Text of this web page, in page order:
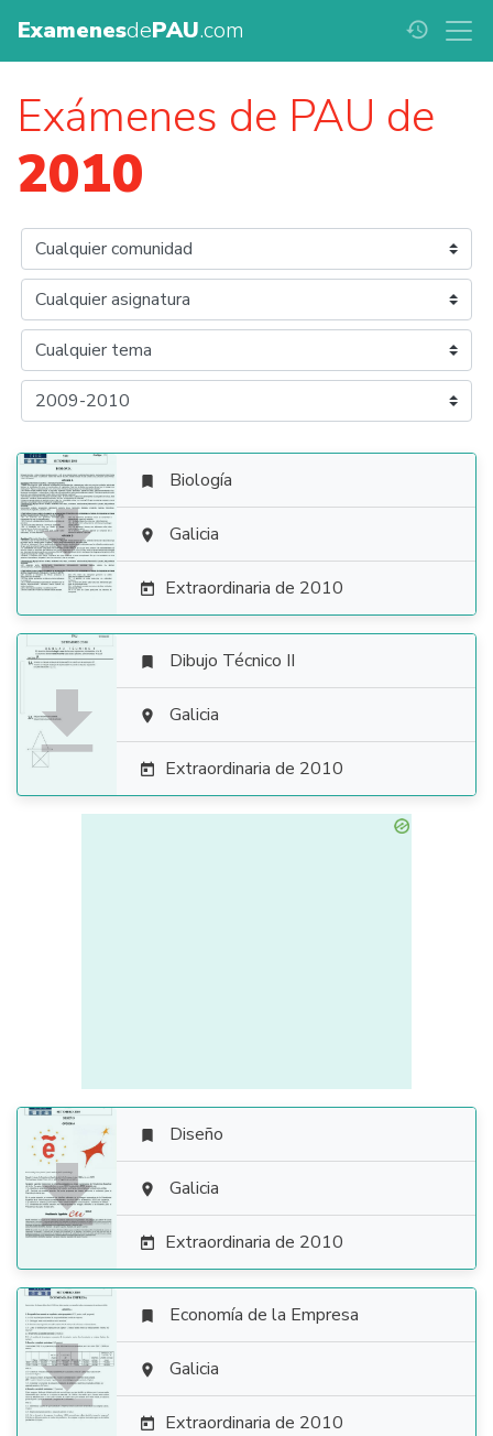
ExamenesdePAU.com history
Exámenes de PAU de
2010

 Biología
 Galicia
 Extraordinaria de 2010

 Dibujo Técnico II
 Galicia
 Extraordinaria de 2010

 Diseño
 Galicia
 Extraordinaria de 2010

 Economía de la Empresa
 Galicia
 Extraordinaria de 2010